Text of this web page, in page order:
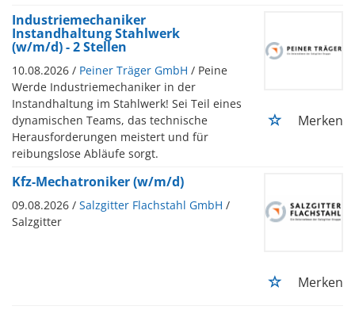
Industriemechaniker
Instandhaltung Stahlwerk
(w/m/d) - 2 Stellen
10.08.2026 / Peiner Träger GmbH / Peine
Werde Industriemechaniker in der
Instandhaltung im Stahlwerk! Sei Teil eines
dynamischen Teams, das technische
Herausforderungen meistert und für
reibungslose Abläufe sorgt.
Merken
Kfz-Mechatroniker (w/m/d)
09.08.2026 / Salzgitter Flachstahl GmbH /
Salzgitter
Merken